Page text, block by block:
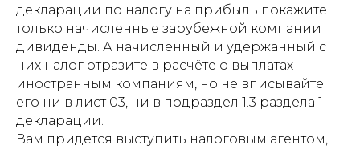
декларации по налогу на прибыль покажите
только начисленные зарубежной компании
дивиденды. А начисленный и удержанный с
них налог отразите в расчёте о выплатах
иностранным компаниям, но не вписывайте
его ни в лист 03, ни в подраздел 1.3 раздела 1
декларации.
Вам придется выступить налоговым агентом,